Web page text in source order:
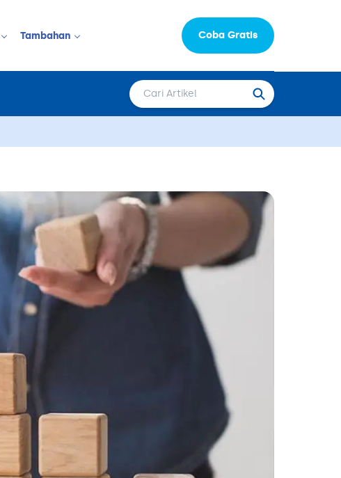
Tambahan
Informasi Perusahaan
Moka Learning Hub
Coba Gratis